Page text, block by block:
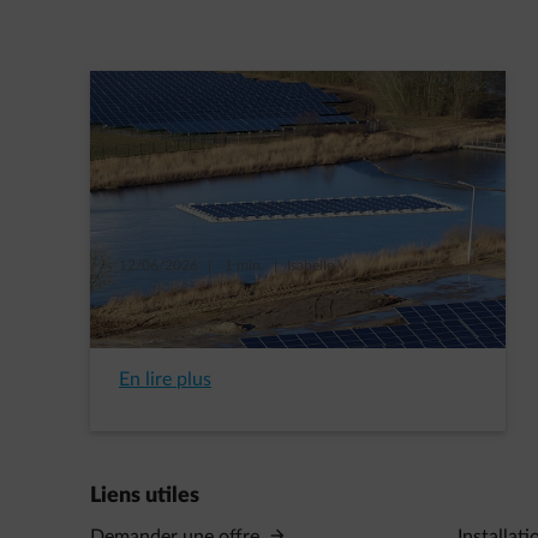
12/06/2026 1 min. | Isabelle V.
AVK Plastics signe un contrat PPA
avec ENGIE
En lire plus
Liens utiles